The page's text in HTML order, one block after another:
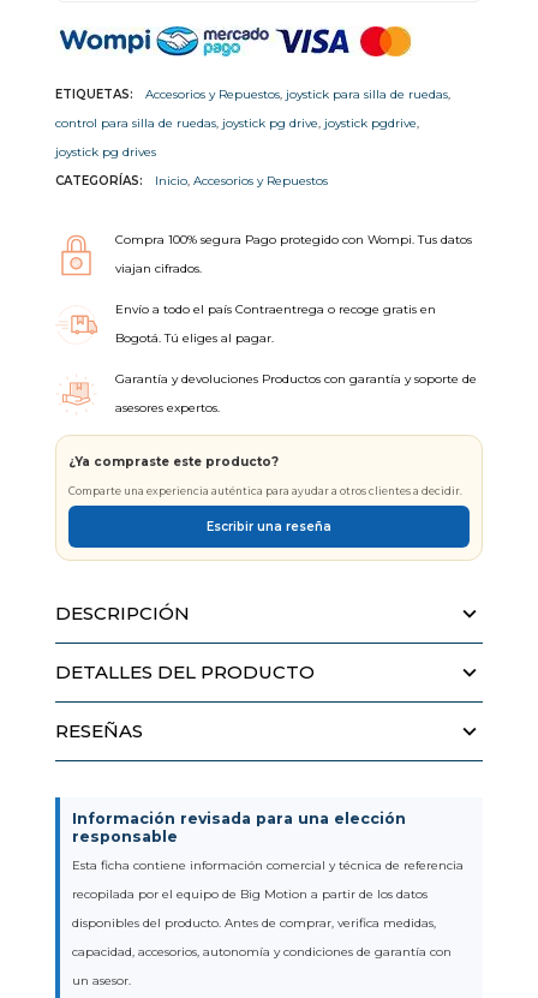
ETIQUETAS: Accesorios y Repuestos, joystick para silla de ruedas,
control para silla de ruedas, joystick pg drive, joystick pgdrive,
joystick pg drives
CATEGORÍAS:
Inicio, Accesorios y Repuestos
Compra 100% segura Pago protegido con Wompi. Tus datos
viajan cifrados.
Envío a todo el país Contraentrega o recoge gratis en
Bogotá. Tú eliges al pagar.
Garantía y devoluciones Productos con garantía y soporte de
asesores expertos.
¿Ya compraste este producto?
Comparte una experiencia auténtica para ayudar a otros clientes a decidir.
Escribir una reseña
DESCRIPCIÓN
DETALLES DEL PRODUCTO
RESEÑAS
Información revisada para una elección
responsable
Esta ficha contiene información comercial y técnica de referencia
recopilada por el equipo de Big Motion a partir de los datos
disponibles del producto. Antes de comprar, verifica medidas,
capacidad, accesorios, autonomía y condiciones de garantía con
un asesor.